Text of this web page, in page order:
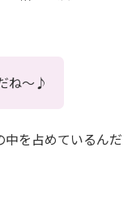
ね～♪
を占めているんだ